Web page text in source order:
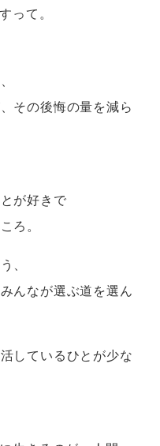
って。
その後悔の量を減ら
が好きで
ろ。
、
んなが選ぶ道を選ん
しているひとが少な